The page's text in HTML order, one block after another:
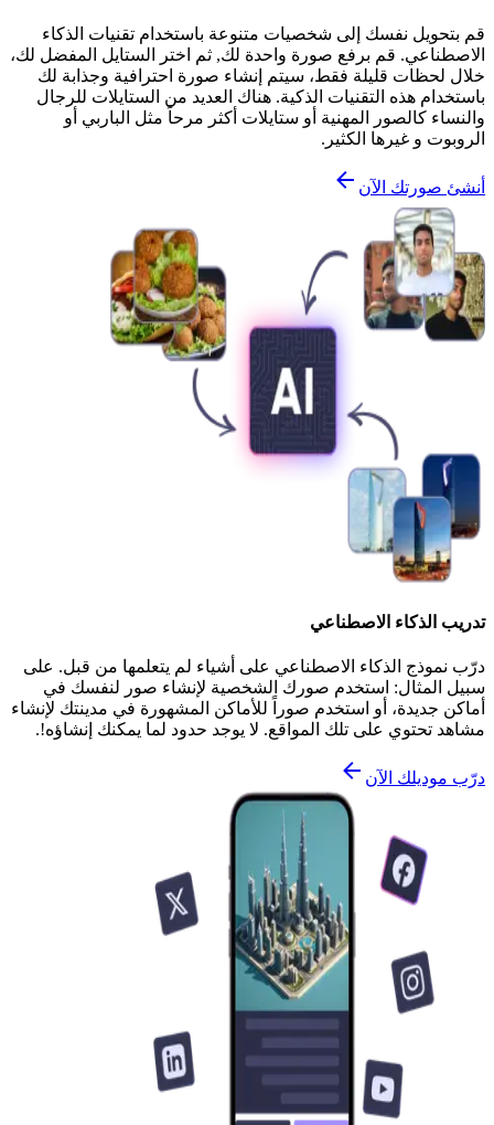
قم بتحويل نفسك إلى شخصيات متنوعة باستخدام تقنيات الذكاء
الاصطناعي. قم برفع صورة واحدة لك, ثم اختر الستايل المفضل لك،
خلال لحظات قليلة فقط، سيتم إنشاء صورة احترافية وجذابة لك
باستخدام هذه التقنيات الذكية. هناك العديد من الستايلات للرجال
والنساء كالصور المهنية أو ستايلات أكثر مرحاً مثل الباربي أو
الروبوت و غيرها الكثير.
أنشئ صورتك الآن
تدريب الذكاء الاصطناعي
درّب نموذج الذكاء الاصطناعي على أشياء لم يتعلمها من قبل. على
سبيل المثال: استخدم صورك الشخصية لإنشاء صور لنفسك في
أماكن جديدة، أو استخدم صوراً للأماكن المشهورة في مدينتك لإنشاء
مشاهد تحتوي على تلك المواقع. لا يوجد حدود لما يمكنك إنشاؤه!.
درّب موديلك الآن